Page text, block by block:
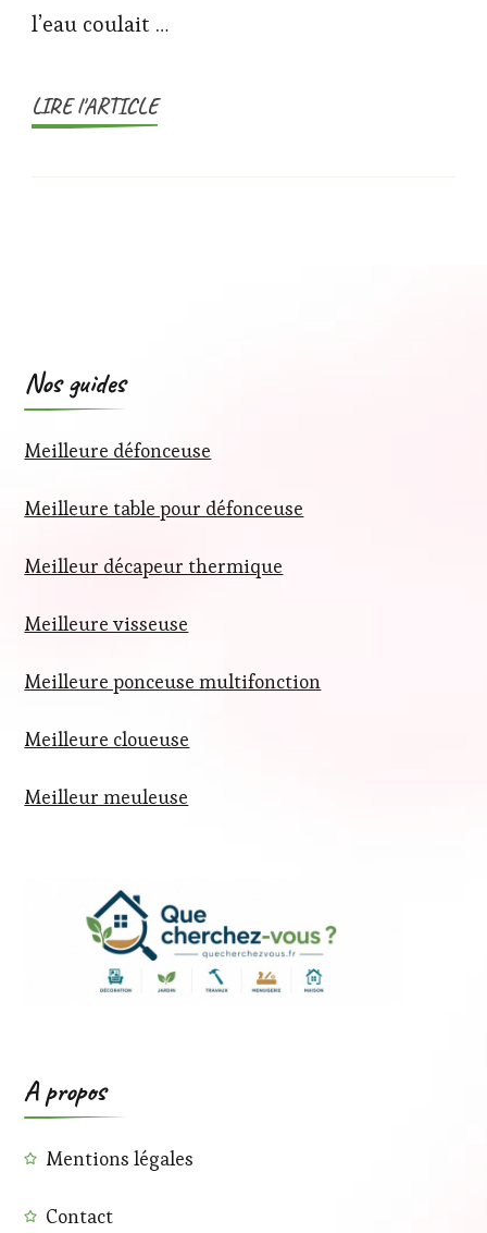
l’eau coulait …
LIRE l'ARTICLE
Nos guides
Meilleure défonceuse
Meilleure table pour défonceuse
Meilleur décapeur thermique
Meilleure visseuse
Meilleure ponceuse multifonction
Meilleure cloueuse
Meilleur meuleuse
A propos
Mentions légales
Contact